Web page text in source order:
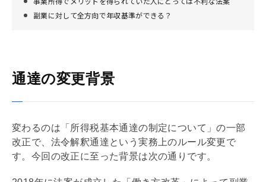
副業に対して全方向で年収基準ができる？
通達の変更背景
変わるのは「所得税基本通達の制定について」の一部
改正で、法令解釈通達という実務上のルール変更で
す。今回の改正に至った背景は次の通りです。